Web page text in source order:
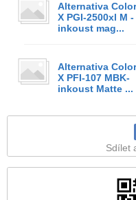
Alternativa Color
X PGI-2500xl M -
inkoust mag...
Alternativa Color
X PFI-107 MBK-
inkoust Matte ...
Sdílet